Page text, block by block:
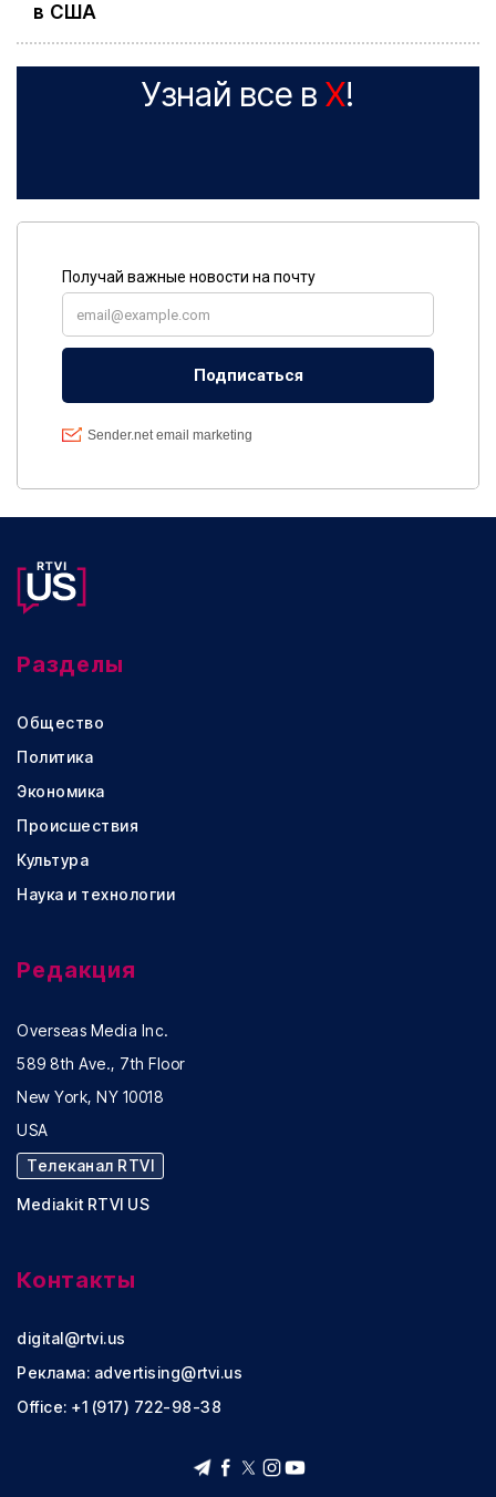
в США
Узнай все в X!
Разделы
Общество
Политика
Экономика
Происшествия
Культура
Наука и технологии
Редакция
Overseas Media Inc.
589 8th Ave., 7th Floor
New York, NY 10018
USA
Телеканал RTVI
Mediakit RTVI US
Контакты
digital@rtvi.us
Реклама: advertising@rtvi.us
Office: +1 (917) 722-98-38